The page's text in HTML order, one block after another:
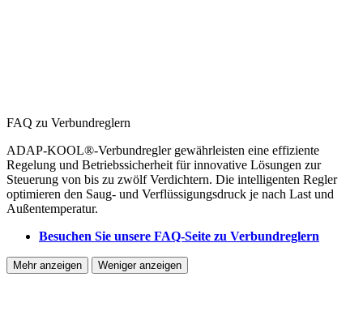
FAQ zu Verbundreglern
ADAP-KOOL®-Verbundregler gewährleisten eine effiziente
Regelung und Betriebssicherheit für innovative Lösungen zur
Steuerung von bis zu zwölf Verdichtern. Die intelligenten Regler
optimieren den Saug- und Verflüssigungsdruck je nach Last und
Außentemperatur.
Besuchen Sie unsere FAQ-Seite zu Verbundreglern
Mehr anzeigen Weniger anzeigen